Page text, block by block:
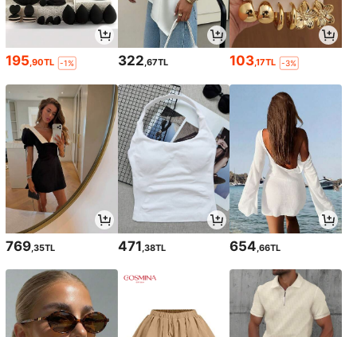
195,90TL -1% 322,67TL 103,17TL -3%
769 ,35TL 471 ,38TL 654 ,66TL